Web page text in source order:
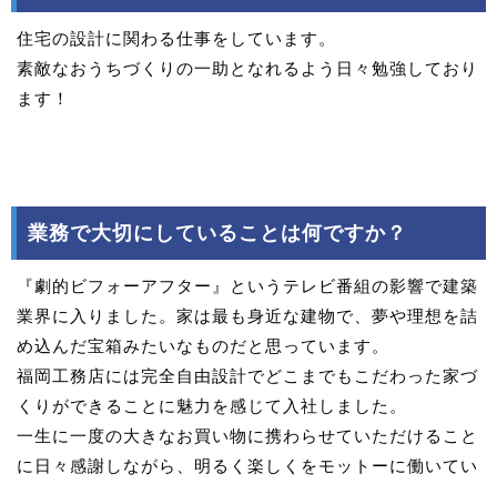
住宅の設計に関わる仕事をしています。
素敵なおうちづくりの一助となれるよう日々勉強しており
ます！
業務で大切にしていることは何ですか？
『劇的ビフォーアフター』というテレビ番組の影響で建築
業界に入りました。家は最も身近な建物で、夢や理想を詰
め込んだ宝箱みたいなものだと思っています。
福岡工務店には完全自由設計でどこまでもこだわった家づ
くりができることに魅力を感じて入社しました。
一生に一度の大きなお買い物に携わらせていただけること
に日々感謝しながら、明るく楽しくをモットーに働いてい